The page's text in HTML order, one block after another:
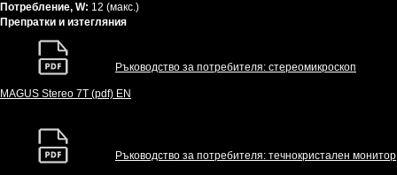
Потребление, W: 12 (макс.)
Препратки и изтегляния
Ръководство за потребителя: стереомикроскоп
MAGUS Stereo 7T (pdf) EN
Ръководство за потребителя: течнокристален монитор